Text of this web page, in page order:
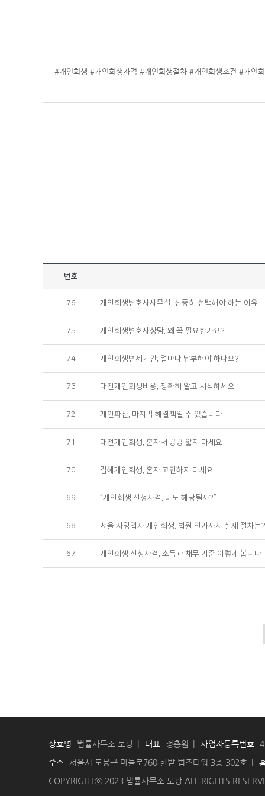
#개인회생 #개인회생자격 #개인회생절차 #개인회생조건 #개인
번호
76 개인회생변호사사무실, 신중히 선택해야 하는 이유
75 개인회생변호사상담, 왜 꼭 필요한가요?
74 개인회생변제기간, 얼마나 납부해야 하나요?
73 대전개인회생비용, 정확히 알고 시작하세요
72 개인파산, 마지막 해결책일 수 있습니다
71 대전개인회생, 혼자서 끙끙 앓지 마세요
70 김해개인회생, 혼자 고민하지 마세요
69 “개인회생 신청자격, 나도 해당될까?”
68 서울 자영업자 개인회생, 법원 인가까지 실제 절차는?
67 개인회생 신청자격, 소득과 채무 기준 이렇게 봅니다
상호명 법률사무소 보광 대표 정충원 사업자등록번호
주소
서울시 도봉구 마들로760 한밭 법조타워 3층 302호
COPYRIGHTⓒ 2023 법률사무소 보광 ALL RIGHTS